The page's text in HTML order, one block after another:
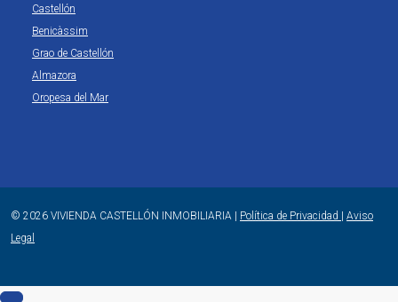
Castellón
Benicàssim
Grao de Castellón
Almazora
Oropesa del Mar
© 2026 VIVIENDA CASTELLÓN INMOBILIARIA Política de Privacidad
Aviso
Legal